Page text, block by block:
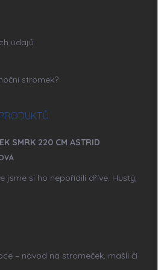
údajů
stromek?
SMRK 220 CM ASTRID
jsme si ho nepořídili dříve. Hustý,
– návod na stromeček, mašli či